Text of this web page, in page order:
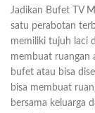
Jadikan Bufet TV
satu perabotan
memiliki tujuh laci
membuat ruangan
bufet atau bisa
bisa membuat
bersama keluarga